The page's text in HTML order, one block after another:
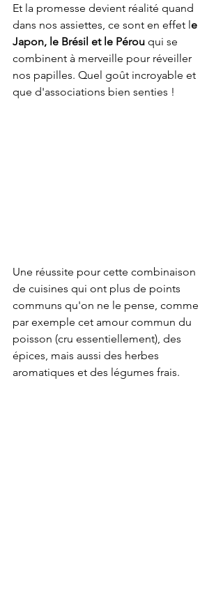
Et la promesse devient réalité quand
dans nos assiettes, ce sont en effet le
Japon, le Brésil et le Pérou qui se
combinent à merveille pour réveiller
nos papilles. Quel goût incroyable et
que d'associations bien senties !
Une réussite pour cette combinaison
de cuisines qui ont plus de points
communs qu'on ne le pense, comme
par exemple cet amour commun du
poisson (cru essentiellement), des
épices, mais aussi des herbes
aromatiques et des légumes frais.